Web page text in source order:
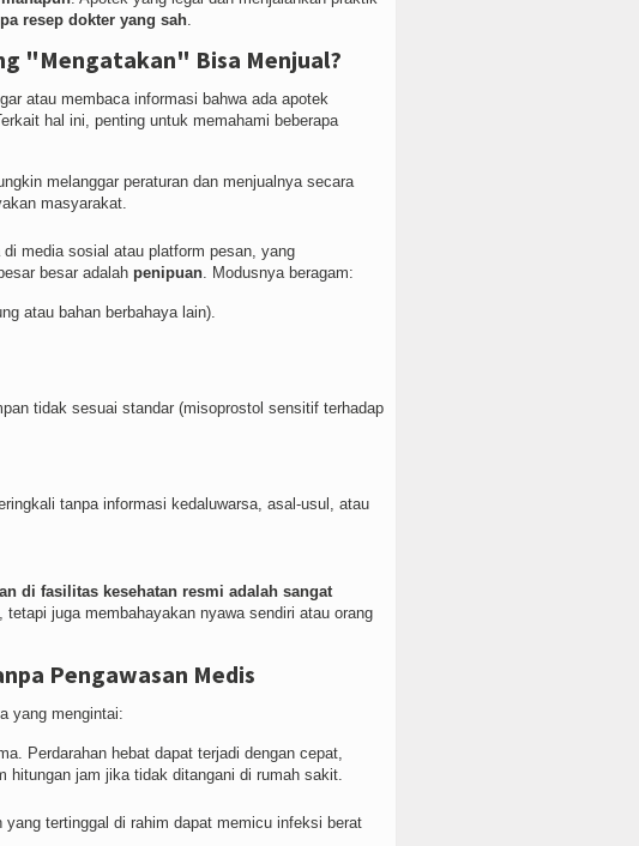
resep dokter yang sah.
"Mengatakan" Bisa Menjual?
atau membaca informasi bahwa ada apotek
hal ini, penting untuk memahami beberapa
melanggar peraturan dan menjualnya secara
masyarakat.
media sosial atau platform pesan, yang
besar adalah penipuan. Modusnya beragam:
atau bahan berbahaya lain).
tidak sesuai standar (misoprostol sensitif terhadap
tanpa informasi kedaluwarsa, asal-usul, atau
di fasilitas kesehatan resmi adalah sangat
juga membahayakan nyawa sendiri atau orang
Pengawasan Medis
yang mengintai:
Perdarahan hebat dapat terjadi dengan cepat,
hitungan jam jika tidak ditangani di rumah sakit.
tertinggal di rahim dapat memicu infeksi berat